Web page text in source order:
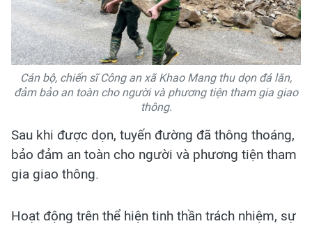
Cán bộ, chiến sĩ Công an xã Khao Mang thu dọn đá lăn,
đảm bảo an toàn cho người và phương tiện tham gia giao
thông.
Sau khi được dọn, tuyến đường đã thông thoáng,
bảo đảm an toàn cho người và phương tiện tham
gia giao thông.
Hoạt động trên thể hiện tinh thần trách nhiệm, sự